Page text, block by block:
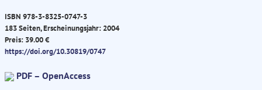
ISBN 978-3-8325-0747-3
183 Seiten, Erscheinungsjahr: 2004
Preis: 39.00 €
https://doi.org/10.30819/0747
PDF – OpenAccess